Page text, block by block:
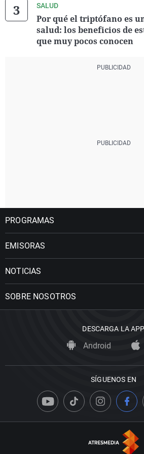
SALUD
Por qué el triptófano es
salud: los beneficios de
que muy pocos conocen
PROGRAMAS
EMISORAS
NOTICIAS
SOBRE NOSOTROS
DESCARGA LA APP
Android
SÍGUENOS EN